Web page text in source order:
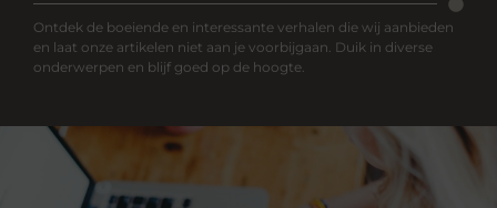
Ontdek de boeiende en interessante verhalen die wij aanbieden
en laat onze artikelen niet aan je voorbijgaan. Duik in diverse
onderwerpen en blijf goed op de hoogte.